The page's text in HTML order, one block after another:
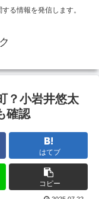
る情報を発信します。
？小岩井悠太
確認
はてブ
コピー